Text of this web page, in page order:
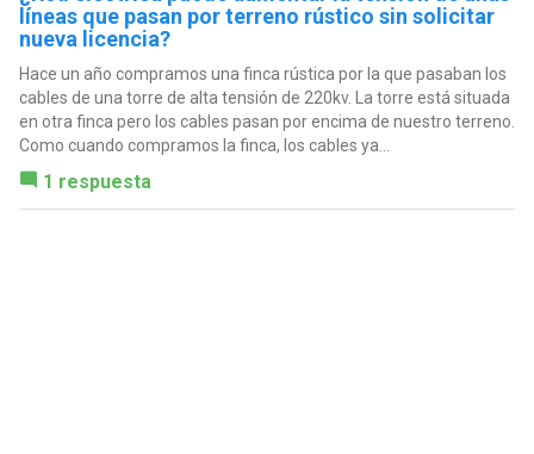
líneas que pasan por terreno rústico sin solicitar
nueva licencia?
Hace un año compramos una finca rústica por la que pasaban los
cables de una torre de alta tensión de 220kv. La torre está situada
en otra finca pero los cables pasan por encima de nuestro terreno.
Como cuando compramos la finca, los cables ya...
1 respuesta